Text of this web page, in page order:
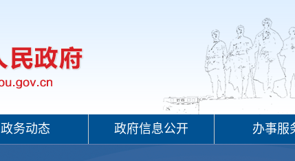
政务动态 政府信息公开 办事服